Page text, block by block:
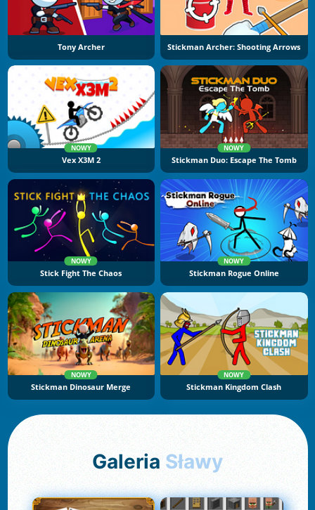
Tony Archer Stickman Archer: Shooting Arrows
NOWY
Vex X3M 2
NOWY
Stickman Duo: Escape The Tomb
NOWY
Stick Fight The Chaos
NOWY
Stickman Rogue Online
NOWY
Stickman Dinosaur Merge
NOWY
Stickman Kingdom Clash
Galeria Sławy